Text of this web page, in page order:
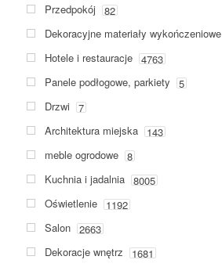
Przedpokój
82
Dekoracyjne materiały wykończeniowe
Hotele i restauracje 4763
Panele podłogowe, parkiety
5
Drzwi
7
Architektura miejska
143
meble ogrodowe 8
Kuchnia i jadalnia 8005
Oświetlenie
1192
Salon 2663
Dekoracje wnętrz
1681